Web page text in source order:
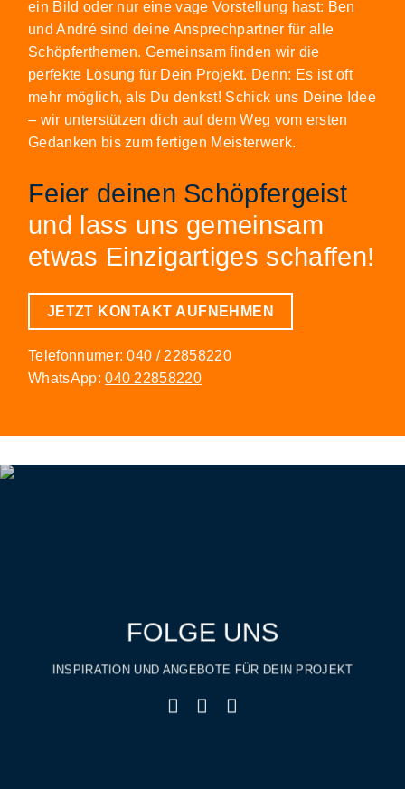
ein Bild oder nur eine vage Vorstellung hast: Ben
und André sind deine Ansprechpartner für alle
Schöpferthemen. Gemeinsam finden wir die
perfekte Lösung für Dein Projekt. Denn: Es ist oft
mehr möglich, als Du denkst! Schick uns Deine Idee
– wir unterstützen dich auf dem Weg vom ersten
Gedanken bis zum fertigen Meisterwerk.
Feier deinen Schöpfergeist
und lass uns gemeinsam
etwas Einzigartiges schaffen!
JETZT KONTAKT AUFNEHMEN
Telefonnumer:040 / 22858220
WhatsApp:040 22858220
FOLGE UNS
INSPIRATION UND ANGEBOTE FÜR DEIN PROJEKT